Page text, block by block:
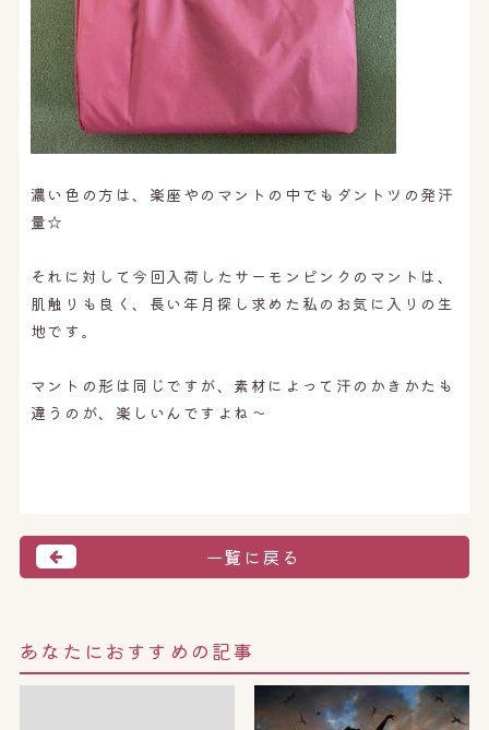
濃い色の方は、楽座やのマントの中でもダントツの発汗
量☆
それに対して今回入荷したサーモンピンクのマントは、
肌触りも良く、長い年月探し求めた私のお気に入りの生
地です。
マントの形は同じですが、素材によって汗のかきかたも
違うのが、楽しいんですよね〜
一覧に戻る
あなたにおすすめの記事